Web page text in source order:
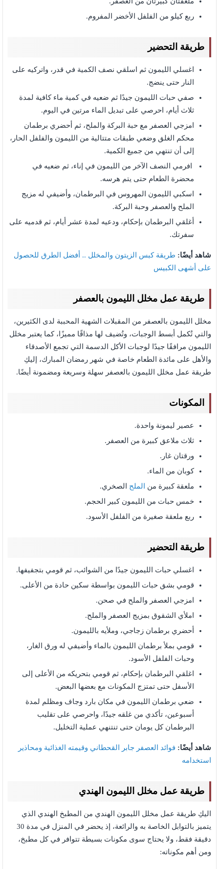
ربع كيلو من الفلفل الأخضر المفروم.
طريقة التحضير
اغسلي الليمون ثم اسلقي نصف الكمية في قدر، واتركيه على
النار حتى ينضج.
صفي حبات الليمون جيدًا ثم ضعيه في كمية ماء كافية لمدة
ثلاث أيام، احرصي على تبديل الماء مرتين في اليوم.
امزجي العصفر مع حبة البركة والملح، ثم أحضري برطمان
محكم الغلق وضعي طبقات متتالية من الليمون والفلفل الحار،
إلى أن تنتهي من جميع الكمية.
افرمي النصف الآخر من الليمون في إناء، ثم ضعيه في
محضرة الطعام حتى يتم هرسه.
اسكبي الليمون المهروس في البرطمان، وأضيفي له مزيج
الملح والعصفر وحبة البركة.
أغلقي البرطمان بإحكام، ودعيه لمدة عشر أيام، ثم قدميه على
سفرتك.
شاهد أيضًا: طريقة كبس الزيتون والمخلل .. أفضل الطرق للحصول
على أشهى الكبيس
طريقة عمل مخلل الليمون بالعصفر
مخلل الليمون بالعصفر من المقبلات الشهية المحببة لدى الكثيرين،
والتي تُكمل أبسط الوجبات، وتُضيف لها مذاقًا مميزًا، كما يعتبر مخلل
الليمون مرافقًا جيدًا لوجبات الأكل الدسمة التي تجمع الأصدقاء
والأهل على مائدة الطعام خاصة في شهر رمضان المبارك، إليكِ
طريقة عمل مخلل الليمون بالعصفر سهلة وسريعة ومضمونة أيضًا.
المكونات
عصير ليمونة واحدة.
ثلاث ملاعق كبيرة من العصفر.
ورقتان غار.
كوبان من الماء.
ملعقة كبيرة من
الملح الصخري.
خمس حبات من الليمون كبير الحجم.
ربع ملعقة صغيرة من الفلفل الأسود.
طريقة التحضير
اغسلي حبات الليمون جيدًا من الشوائب، ثم قومي بتجفيفها.
قومي بشق حبات الليمون بواسطة سكين حادة من الأعلى.
امزجي العصفر والملح في صحن.
املأي الشقوق بمزيج العصفر والملح.
أحضري برطمان زجاجي، وملأيه بالليمون.
قومي بملأ برطمان الليمون بالماء وأضيفي له ورق الغار،
وحبات الفلفل الأسود.
اغلقي البرطمان بإحكام، ثم قومي بتحريكه من الأعلى إلى
الأسفل حتى تمتزج المكونات مع بعضها البعض.
ضعي برطمان الليمون في مكان بارد وجاف ومظلم لمدة
أسبوعين، تأكدي من غلقه جيدًا، واحرصي على تقليب
البرطمان كل يومان حتى تنتنهي عملية التخليل.
شاهد أيضًا: فوائد العصفر جابر القحطاني وقيمته الغذائية ومحاذير
استخدامه
طريقة عمل مخلل الليمون الهندي
اليكِ طريقة عمل مخلل الليمون الهندي من المطبخ الهندي الذي
يتميز بالتوابل الخاصة به والرائعة، إذ يحضر في المنزل في مدة 30
دقيقة فقط، ولا يحتاج سوى مكونات بسيطة تتوافر في كل مطبخ،
ومن أهم مكوناته: